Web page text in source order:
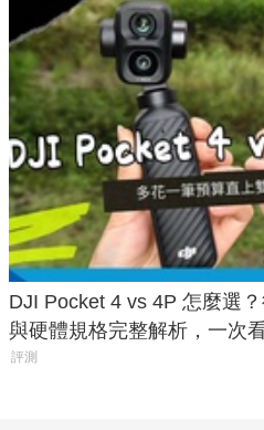
DJI Pocket 4 vs 4P 怎麼選
與硬體規格完整解析，一次
評測